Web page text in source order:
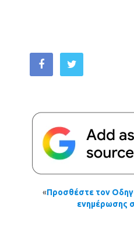
«Προσθέστε τον
ενημέρωσης